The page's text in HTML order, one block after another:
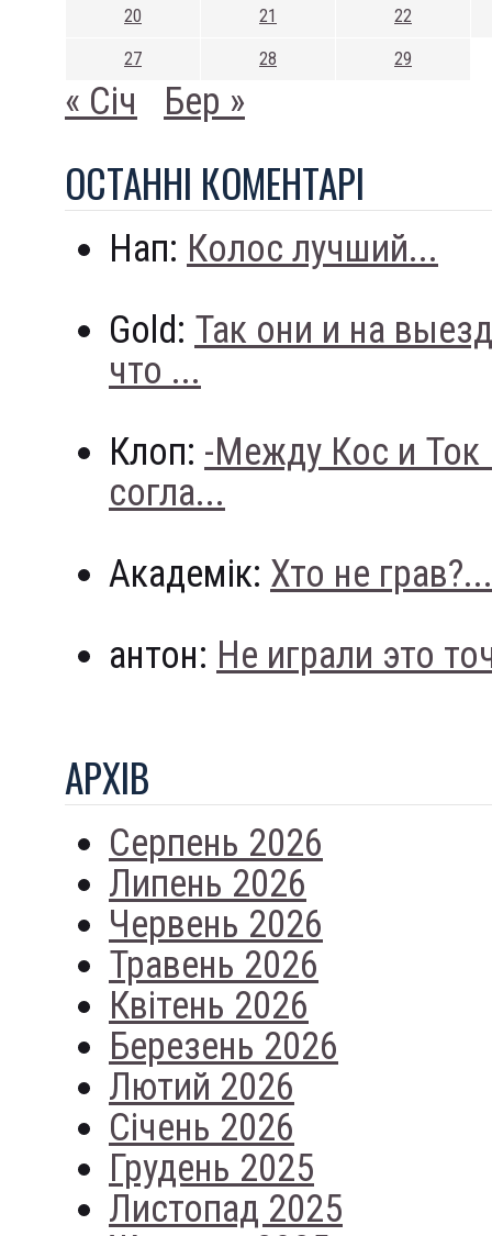
20 21 22
27 28 29
« Січ Бер »
ОСТАННI КОМЕНТАРI
Нап: Колос лучший...
Gold: Так они и на
что ...
Клоп: -Между Кос и
согла...
Академік: Хто не грав?...
антон: Не играли это
АРХIВ
Серпень 2026
Липень 2026
Червень 2026
Травень 2026
Квітень 2026
Березень 2026
Лютий 2026
Січень 2026
Грудень 2025
Листопад 2025